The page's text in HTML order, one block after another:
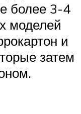
более 3-4
моделей
и
затем